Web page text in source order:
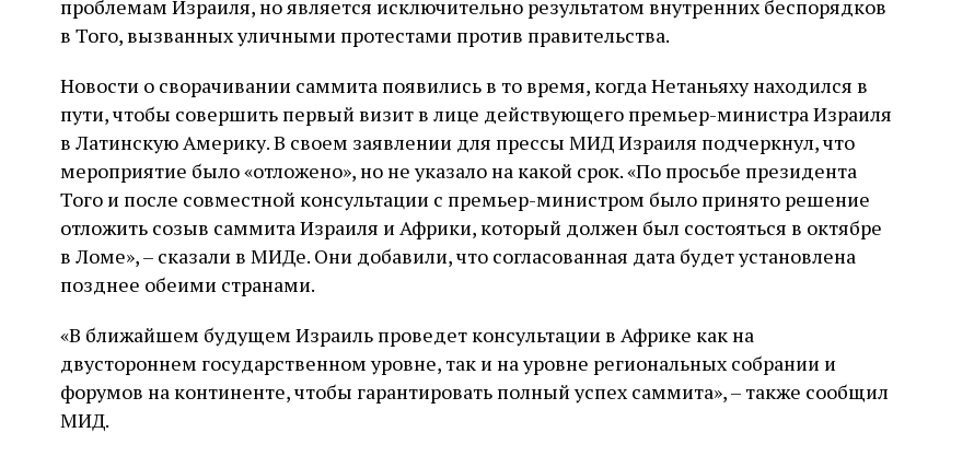
проблемам Израиля, но является исключительно результатом внутренних беспорядков
в Того, вызванных уличными протестами против правительства.
Новости о сворачивании саммита появились в то время, когда Нетаньяху находился в
пути, чтобы совершить первый визит в лице действующего премьер-министра Израиля
в Латинскую Америку. В своем заявлении для прессы МИД Израиля подчеркнул, что
мероприятие было «отложено», но не указало на какой срок. «По просьбе президента
Того и после совместной консультации с премьер-министром было принято решение
отложить созыв саммита Израиля и Африки, который должен был состояться в октябре
в Ломе», – сказали в МИДе. Они добавили, что согласованная дата будет установлена
позднее обеими странами.
«В ближайшем будущем Израиль проведет консультации в Африке как на
двустороннем государственном уровне, так и на уровне региональных собрании и
форумов на континенте, чтобы гарантировать полный успех саммита», – также сообщил
МИД.